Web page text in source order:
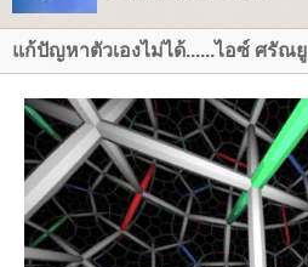
ก้ปัญหาตัวเองไม่ได้......ไอซ์ ศรัณยู